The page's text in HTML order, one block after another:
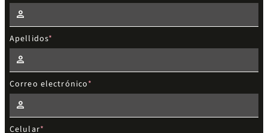
Apellidos
Correo electrónico
Celular